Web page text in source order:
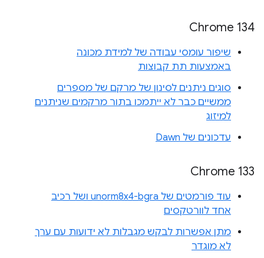
Chrome 134
שיפור עומסי עבודה של למידת מכונה
באמצעות תת קבוצות
סוגים ניתנים לסינון של מרקם של מספרים
ממשיים כבר לא ייתמכו בתור מרקמים שניתנים
למיזוג
עדכונים של Dawn
Chrome 133
עוד פורמטים של unorm8x4-bgra ושל רכיב
אחד לוורטקסים
מתן אפשרות לבקש מגבלות לא ידועות עם ערך
לא מוגדר